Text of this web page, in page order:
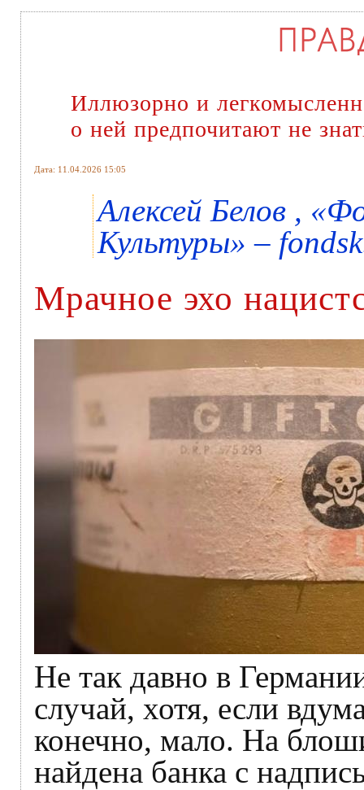
Иллюзорно и
о ней предпочитают не
Дата: 11.04.2026 15:05
Алексей Белов ,
Культуры» –
Мрачное эхо
Не так давно в
случай, хотя, если
конечно, мало. На
найдена банка с